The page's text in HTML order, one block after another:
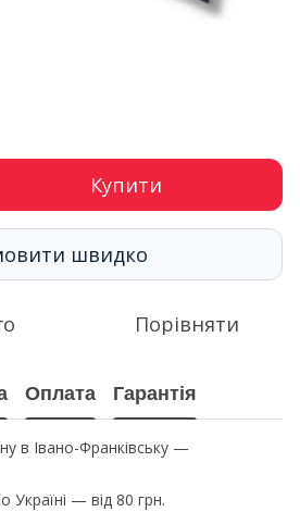
Купити
швидко
Порівняти
Оплата Гарантія
в Івано-Франківську —
— від 80 грн.